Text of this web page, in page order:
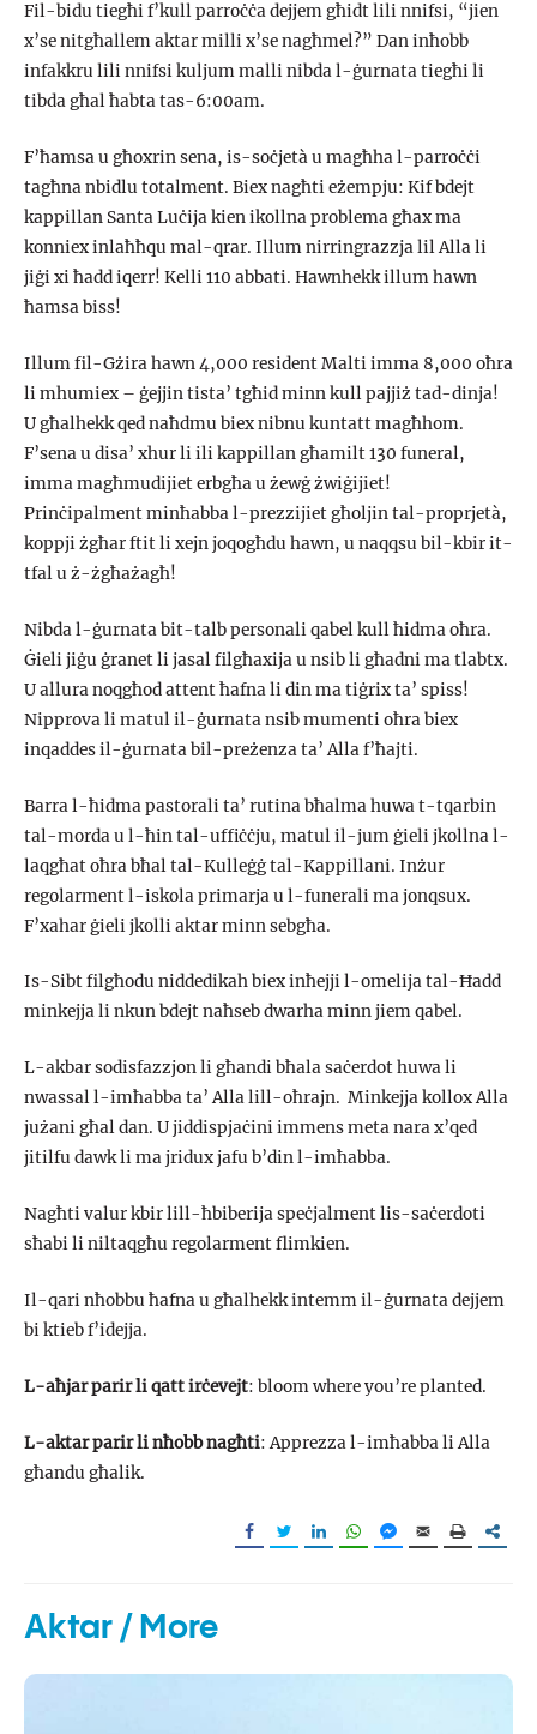
Fil-bidu tiegħi f’kull parroċċa dejjem għidt lili nnifsi, “jien
x’se nitgħallem aktar milli x’se nagħmel?” Dan inħobb
infakkru lili nnifsi kuljum malli nibda l-ġurnata tiegħi li
tibda għal ħabta tas-6:00am.
F’ħamsa u għoxrin sena, is-soċjetà u magħha l-parroċċi
tagħna nbidlu totalment. Biex nagħti eżempju: Kif bdejt
kappillan Santa Luċija kien ikollna problema għax ma
konniex inlaħħqu mal-qrar. Illum nirringrazzja lil Alla li
jiġi xi ħadd iqerr! Kelli 110 abbati. Hawnhekk illum hawn
ħamsa biss!
Illum fil-Gżira hawn 4,000 resident Malti imma 8,000 oħra
li mhumiex – ġejjin tista’ tgħid minn kull pajjiż tad-dinja!
U għalhekk qed naħdmu biex nibnu kuntatt magħhom.
F’sena u disa’ xhur li ili kappillan għamilt 130 funeral,
imma magħmudijiet erbgħa u żewġ żwiġijiet!
Prinċipalment minħabba l-prezzijiet għoljin tal-proprjetà,
koppji żgħar ftit li xejn joqogħdu hawn, u naqqsu bil-kbir it-
tfal u ż-żgħażagħ!
Nibda l-ġurnata bit-talb personali qabel kull ħidma oħra.
Ġieli jiġu ġranet li jasal filgħaxija u nsib li għadni ma tlabtx.
U allura noqgħod attent ħafna li din ma tiġrix ta’ spiss!
Nipprova li matul il-ġurnata nsib mumenti oħra biex
inqaddes il-ġurnata bil-preżenza ta’ Alla f’ħajti.
Barra l-ħidma pastorali ta’ rutina bħalma huwa t-tqarbin
tal-morda u l-ħin tal-uffiċċju, matul il-jum ġieli jkollna l-
laqgħat oħra bħal tal-Kulleġġ tal-Kappillani. Inżur
regolarment l-iskola primarja u l-funerali ma jonqsux.
F’xahar ġieli jkolli aktar minn sebgħa.
Is-Sibt filgħodu niddedikah biex inħejji l-omelija tal-Ħadd
minkejja li nkun bdejt naħseb dwarha minn jiem qabel.
L-akbar sodisfazzjon li għandi bħala saċerdot huwa li
nwassal l-imħabba ta’ Alla lill-oħrajn. Minkejja kollox Alla
jużani għal dan. U jiddispjaċini immens meta nara x’qed
jitilfu dawk li ma jridux jafu b’din l-imħabba.
Nagħti valur kbir lill-ħbiberija speċjalment lis-saċerdoti
sħabi li niltaqgħu regolarment flimkien.
Il-qari nħobbu ħafna u għalhekk intemm il-ġurnata dejjem
bi ktieb f’idejja.
L-aħjar parir li qatt irċevejt: bloom where you’re planted.
L-aktar parir li nħobb nagħti: Apprezza l-imħabba li Alla
għandu għalik.
Aktar / More